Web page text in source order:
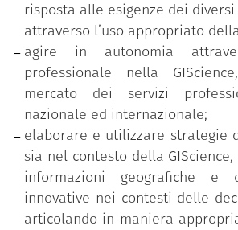
Le lezioni sono tenute in italiano,
lingua inglese o spagnola.
La durata normale del corso è di 1
risposta alle esigenze dei
attraverso l’uso appropriato
agire in autonomia
professionale nella
mercato dei servizi
nazionale ed internazionale;
elaborare e utilizzare strategie
sia nel contesto della
informazioni geografiche e
innovative nei contesti delle
articolando in maniera